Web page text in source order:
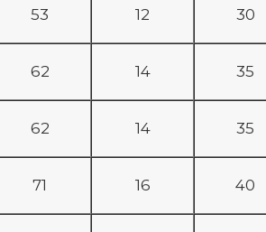
53 12 30
62 14 35
62 14 35
71 16 40